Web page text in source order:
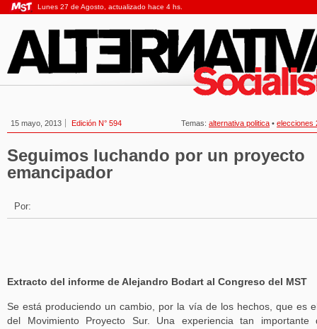
Lunes 27 de Agosto, actualizado hace 4 hs.
15 mayo, 2013 Edición N° 594 Temas: alternativa politica • elecciones
Seguimos luchando por un proyecto
emancipador
Por:
Extracto del informe de Alejandro Bodart al Congreso del MST
Se está produciendo un cambio, por la vía de los hechos, que es
del Movimiento Proyecto Sur. Una experiencia tan importante